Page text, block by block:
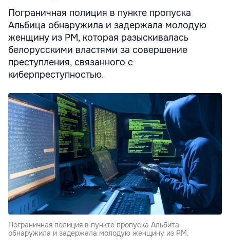
Пограничная полиция в пункте пропуска
Альбица обнаружила и задержала молодую
женщину из РМ, которая разыскивалась
белорусскими властями за совершение
преступления, связанного с
киберпреступностью.
Пограничная полиция в пункте пропуска Альбита
обнаружила и задержала молодую женщину из РМ.